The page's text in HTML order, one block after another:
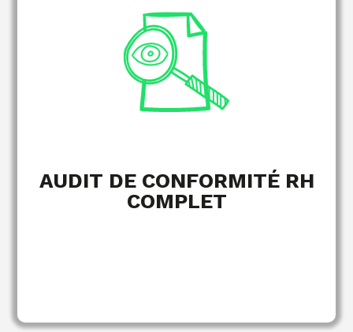
AUDIT DE CONFORMITÉ RH
COMPLET
Benchmark réglementaire